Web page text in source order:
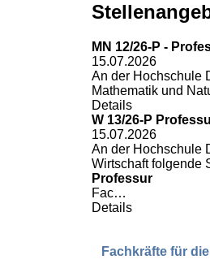
MN 12/26-P -
15.07.2026
An der Hochschule
Mathematik und
Details
W 13/26-P
15.07.2026
An der Hochschule
Wirtschaftfolgende
Professur
Fac…
Details
Fachkräfte für